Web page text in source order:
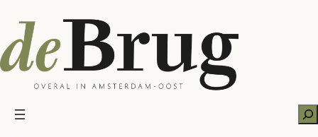
naar
de
inhoud